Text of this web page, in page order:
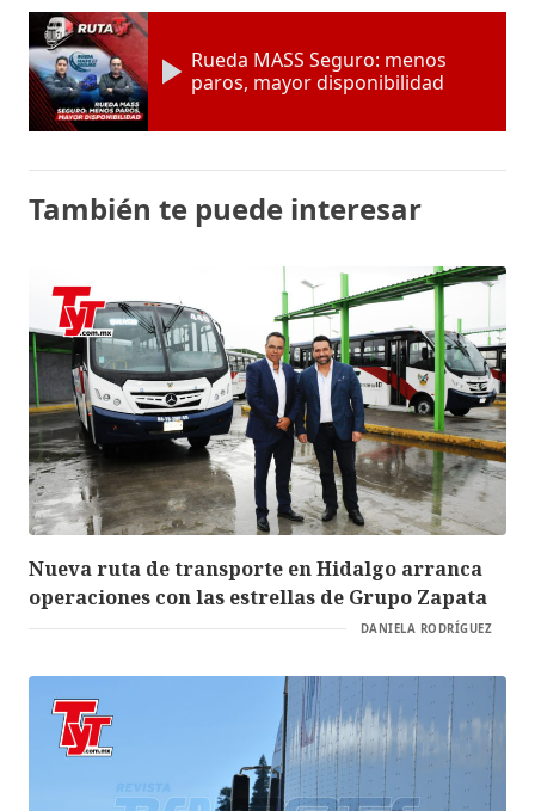
Rueda MASS Seguro: menos
paros, mayor disponibilidad
También te puede interesar
Nueva ruta de transporte en Hidalgo arranca
operaciones con las estrellas de Grupo Zapata
DANIELA RODRÍGUEZ